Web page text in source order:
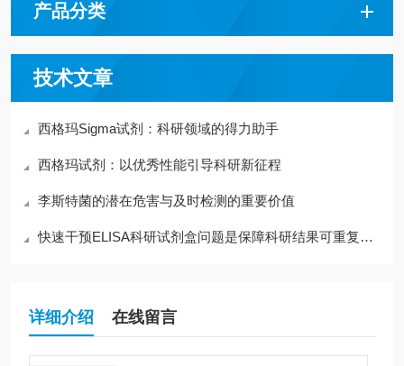
产品分类
技术文章
西格玛Sigma试剂：科研领域的得力助手
西格玛试剂：以优秀性能引导科研新征程
李斯特菌的潜在危害与及时检测的重要价值
快速干预ELISA科研试剂盒问题是保障科研结果可重复的关键
详细介绍 在线留言